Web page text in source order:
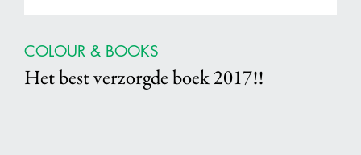
COLOUR & BOOKS
Het best verzorgde boek 2017!!